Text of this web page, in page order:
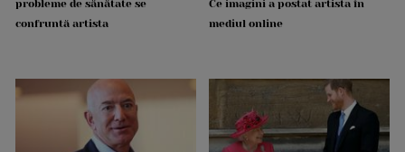
probleme de sănătate se
confruntă artista
Ce imagini a postat artista în
mediul online